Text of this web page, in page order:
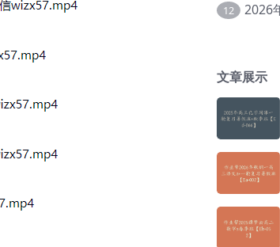
12
文章展示